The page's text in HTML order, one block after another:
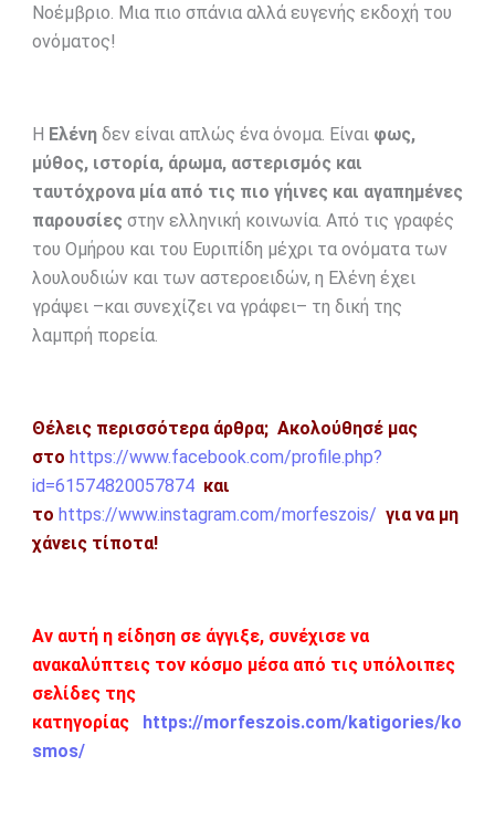
Νοέμβριο. Μια πιο σπάνια αλλά ευγενής εκδοχή του
ονόματος!
Η Ελένηδεν είναι απλώς ένα όνομα. Είναι φως,
μύθος, ιστορία, άρωμα, αστερισμός και
ταυτόχρονα μία από τις πιο γήινες και αγαπημένες
παρουσίες στην ελληνική κοινωνία. Από τις γραφές
του Ομήρου και του Ευριπίδη μέχρι τα ονόματα των
λουλουδιών και των αστεροειδών, η Ελένη έχει
γράψει –και συνεχίζει να γράφει– τη δική της
λαμπρή πορεία.
Θέλεις περισσότερα άρθρα; Ακολούθησέ μας
στο https://www.facebook.com/profile.php?
id=61574820057874 και
το https://www.instagram.com/morfeszois/ για να μη
χάνεις τίποτα!
Αν αυτή η είδηση σε άγγιξε, συνέχισε να
ανακαλύπτεις τον κόσμο μέσα από τις υπόλοιπες
σελίδες της
κατηγορίας
https://morfeszois.com/katigories/ko
smos/